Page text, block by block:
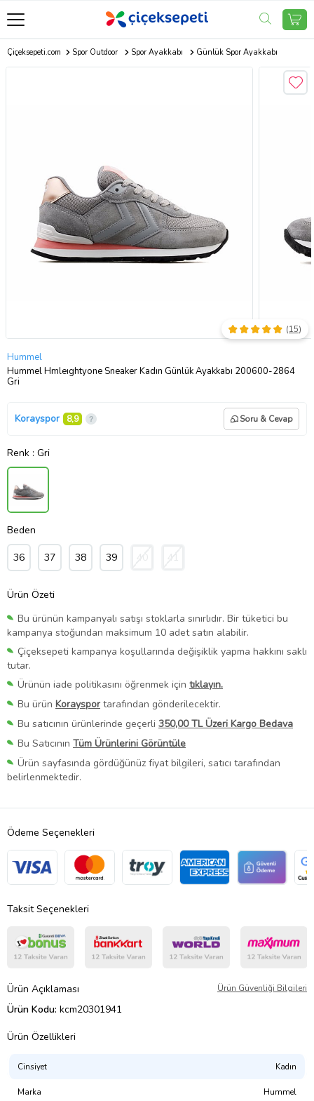
Çiçeksepeti.com Spor Outdoor Spor Ayakkabı Günlük Spor Ayakkabı
Hummel
Hummel Hmleıghtyone Sneaker Kadın Günlük Ayakkabı 200600-2864
Gri
(15)
Korayspor 8,9 Soru & Cevap
Renk : Gri
Beden
36 37 38 39 40 41
Ürün Özeti
Bu ürünün kampanyalı satışı stoklarla sınırlıdır. Bir tüketici bu
kampanya stoğundan maksimum 10 adet satın alabilir.
Çiçeksepeti kampanya koşullarında değişiklik yapma hakkını saklı
tutar.
Ürünün iade politikasını öğrenmek için tıklayın.
Bu ürün Korayspor tarafından gönderilecektir.
Bu satıcının ürünlerinde geçerli 350,00 TL Üzeri Kargo Bedava
Bu Satıcının Tüm Ürünlerini Görüntüle
Ürün sayfasında gördüğünüz fiyat bilgileri, satıcı tarafından
belirlenmektedir.
Ödeme Seçenekleri
Taksit Seçenekleri
Ürün Açıklaması Ürün Güvenliği Bilgileri
Ürün Kodu: kcm20301941
Ürün Özellikleri
Cinsiyet Kadın
Marka Hummel